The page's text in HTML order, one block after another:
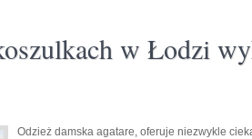
w Łodzi
Odzież damska agatare, oferuje niezwykle